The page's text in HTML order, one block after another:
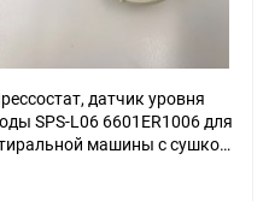
датчик уровня
SPS-L06 6601ER1006 для
машины с сушкой